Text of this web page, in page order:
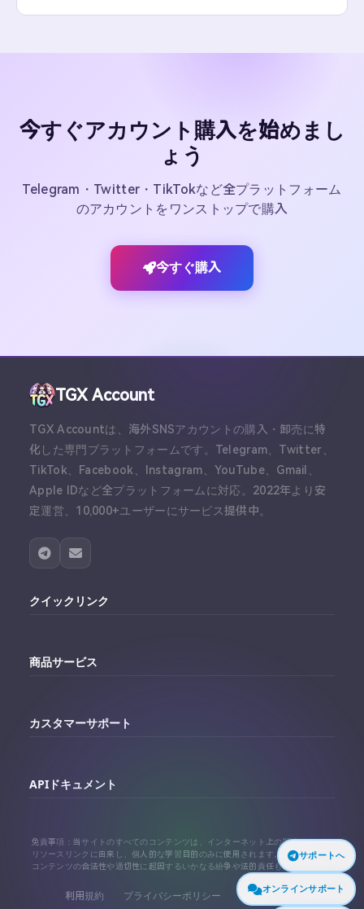
今すぐアカウント購入を始めまし
ょう
Telegram・Twitter・TikTokなど全プラットフォーム
のアカウントをワンストップで購入
今すぐ購入
サポートへ
オンラインサポート
TGX Account
TGX Accountは、海外SNSアカウントの購入・卸売に特
化した専門プラットフォームです。Telegram、Twitter、
TikTok、Facebook、Instagram、YouTube、Gmail、
Apple IDなど全プラットフォームに対応。2022年より安
定運営、10,000+ユーザーにサービス提供中。
クイックリンク
注文履歴
商品サービス
Facebookアカウント購入
TikTokアカウント購入
カスタマーサポート
APIドキュメント
APIドキュメント
代理店連携ガイド
免責事項：当サイトのすべてのコンテンツは、インターネット上の関連サイトの
リソースリンクに由来し、個人的な学習目的のみに使用されます。当サイトは、
コンテンツの合法性や適切性に起因するいかなる紛争や法的責任も負いません。
利用規約 プライバシーポリシー 返金ポリシー